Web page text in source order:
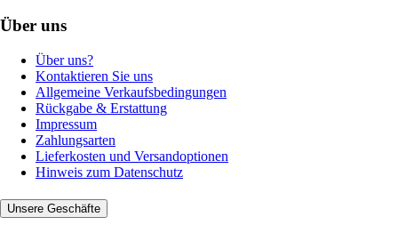
Über uns
Über uns?
Kontaktieren Sie uns
Allgemeine Verkaufsbedingungen
Rückgabe & Erstattung
Impressum
Zahlungsarten
Lieferkosten und Versandoptionen
Hinweis zum Datenschutz
Unsere Geschäfte